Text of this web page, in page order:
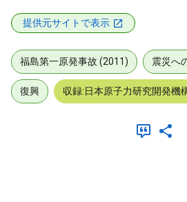
提供元サイトで表示
福島第一原発事故 (2011) 震災へ
復興 収録:日本原子力研究開発機